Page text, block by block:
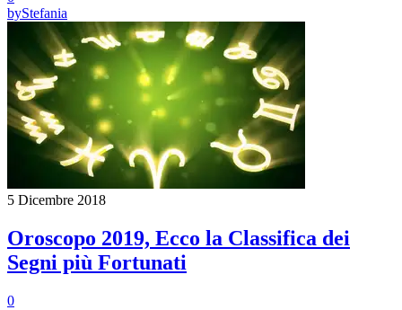
byStefania
5 Dicembre 2018
Oroscopo 2019, Ecco la Classifica dei
Segni più Fortunati
0